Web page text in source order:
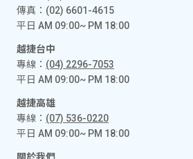
傳真：(02) 6601-4615
平日 AM 09:00~ PM 18:00
越捷台中
專線： (04) 2296-7053
平日 AM 09:00~ PM 18:00
越捷高雄
專線： (07) 536-0220
平日 AM 09:00~ PM 18:00